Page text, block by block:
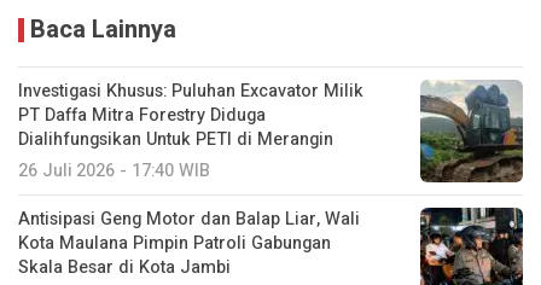
Baca Lainnya
Investigasi Khusus: Puluhan Excavator Milik
PT Daffa Mitra Forestry Diduga
Dialihfungsikan Untuk PETI di Merangin
26 Juli 2026 - 17:40 WIB
Antisipasi Geng Motor dan Balap Liar, Wali
Kota Maulana Pimpin Patroli Gabungan
Skala Besar di Kota Jambi